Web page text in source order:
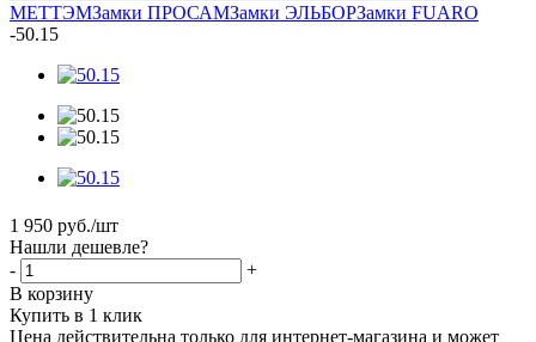
МЕТТЭМЗамки ПРОСАМЗамки ЭЛЬБОРЗамки FUARO
-50.15
1 950 руб./шт
Нашли дешевле?
-
+
В корзину
Купить в 1 клик
Цена действительна только для интернет-магазина и может